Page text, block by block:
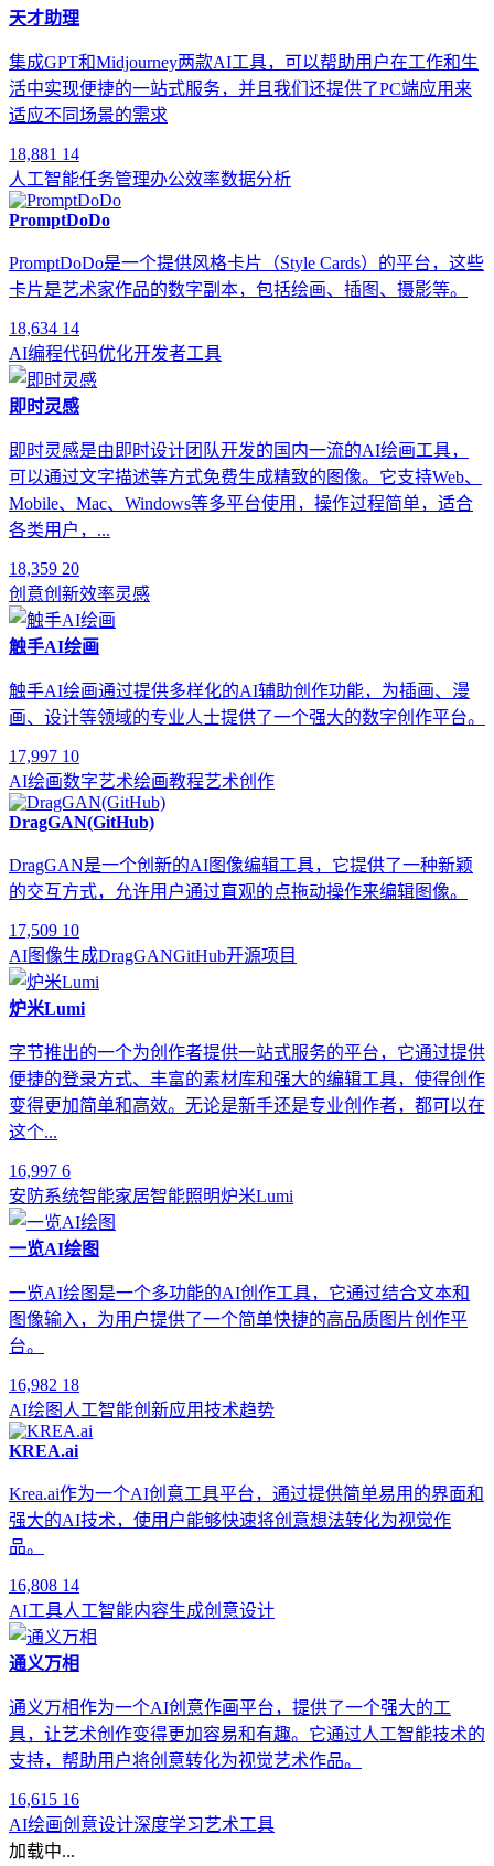
天才助理
集成GPT和Midjourney两款AI工具，可以帮助用户在工作和生
活中实现便捷的一站式服务，并且我们还提供了PC端应用来
适应不同场景的需求
18,881 14
人工智能任务管理办公效率数据分析
PromptDoDo
PromptDoDo是一个提供风格卡片（Style Cards）的平台，这些
卡片是艺术家作品的数字副本，包括绘画、插图、摄影等。
18,634 14
AI编程代码优化开发者工具
即时灵感
即时灵感是由即时设计团队开发的国内一流的AI绘画工具，
可以通过文字描述等方式免费生成精致的图像。它支持Web、
Mobile、Mac、Windows等多平台使用，操作过程简单，适合
各类用户，...
18,359 20
创意创新效率灵感
触手AI绘画
触手AI绘画通过提供多样化的AI辅助创作功能，为插画、漫
画、设计等领域的专业人士提供了一个强大的数字创作平台。
17,997 10
AI绘画数字艺术绘画教程艺术创作
DragGAN(GitHub)
DragGAN是一个创新的AI图像编辑工具，它提供了一种新颖
的交互方式，允许用户通过直观的点拖动操作来编辑图像。
17,509 10
AI图像生成DragGANGitHub开源项目
炉米Lumi
字节推出的一个为创作者提供一站式服务的平台，它通过提供
便捷的登录方式、丰富的素材库和强大的编辑工具，使得创作
变得更加简单和高效。无论是新手还是专业创作者，都可以在
这个...
16,997 6
安防系统智能家居智能照明炉米Lumi
一览AI绘图
一览AI绘图是一个多功能的AI创作工具，它通过结合文本和
图像输入，为用户提供了一个简单快捷的高品质图片创作平
台。
16,982 18
AI绘图 人工智能创新应用技术趋势
KREA.ai
Krea.ai作为一个AI创意工具平台，通过提供简单易用的界面和
强大的AI技术，使用户能够快速将创意想法转化为视觉作
品。
16,808 14
AI工具人工智能内容生成创意设计
通义万相
通义万相作为一个AI创意作画平台，提供了一个强大的工
具，让艺术创作变得更加容易和有趣。它通过人工智能技术的
支持，帮助用户将创意转化为视觉艺术作品。
16,615 16
AI绘画创意设计深度学习艺术工具
加载中...